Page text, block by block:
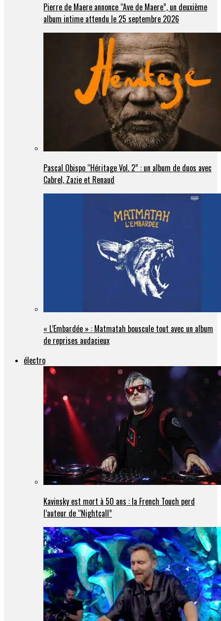
Pierre de Maere annonce “Ave de Maere”, un deuxième
album intime attendu le 25 septembre 2026
Pascal Obispo “Héritage Vol. 2” : un album de duos avec
Cabrel, Zazie et Renaud
« L’Embardée » : Matmatah bouscule tout avec un album
de reprises audacieux
électro
Kavinsky est mort à 50 ans : la French Touch perd
l’auteur de “Nightcall”